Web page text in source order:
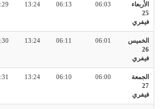
الأربعاء
25
فيفري
06:03
06:13
13:24
الخميس
26
فيفري
06:01
06:11
13:24
الجمعة
27
فيفري
06:00
06:10
13:24